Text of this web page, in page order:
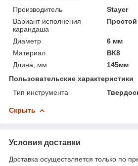
Производитель
Stayer
Вариант исполнения
карандаша
Простой
Диаметр
6 мм
Материал
ВК8
Длина, мм
145мм
Пользовательские характеристики
Тип инструмента
Скрыть
Условия доставки
Доставка осуществляется только по